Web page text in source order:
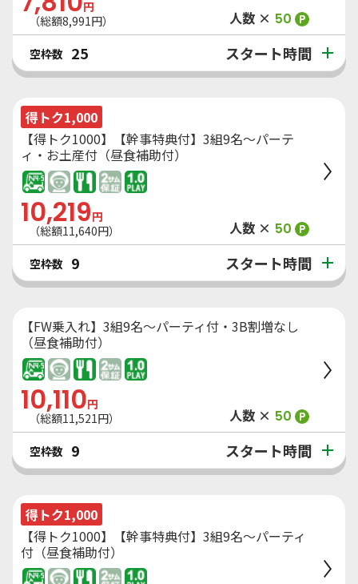
円
（総額8,991円） 人数 × 50 P
空枠数 25 スタート時間
得トク1,000
【得トク1000】【幹事特典付】3組9名～パーテ
ィ・お土産付（昼食補助付）
10,219円
（総額11,640円） 人数 × 50 P
空枠数 9 スタート時間
【FW乗入れ】3組9名～パーティ付・3B割増なし
（昼食補助付）
10,110円
（総額11,521円） 人数 × 50 P
空枠数 9 スタート時間
得トク1,000
【得トク1000】【幹事特典付】3組9名～パーティ
付（昼食補助付）